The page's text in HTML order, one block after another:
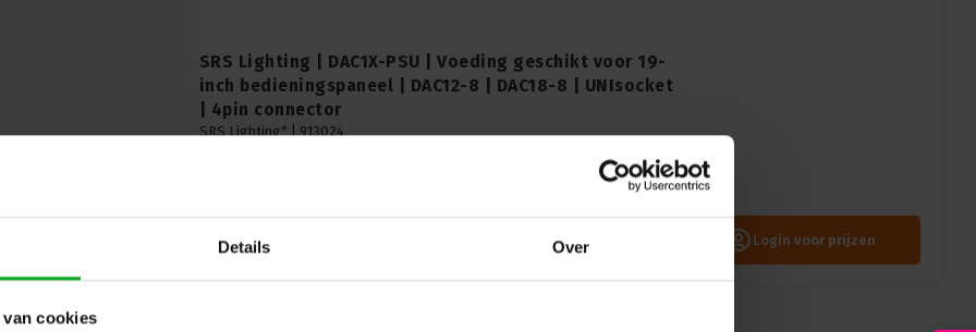
Details Over
cookies
SRS Lighting | DAC1X-PSU | Voeding geschikt voor 19-
inch bedieningspaneel | DAC12-8 | DAC18-8 | UNIsocket
| 4pin connector
SRS Lighting* |913024
Betrouwbare voeding voor 19-inch bedieningspanelen DAC12-8 en DAC18-8
Login voor prijzen